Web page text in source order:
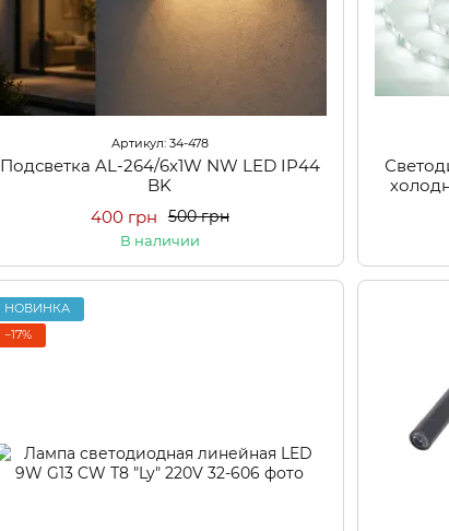
Артикул: 34-478
Подсветка AL-264/6х1W NW LED IP44
BK
500 грн
400 грн
В наличии
НОВИНКА
−17%